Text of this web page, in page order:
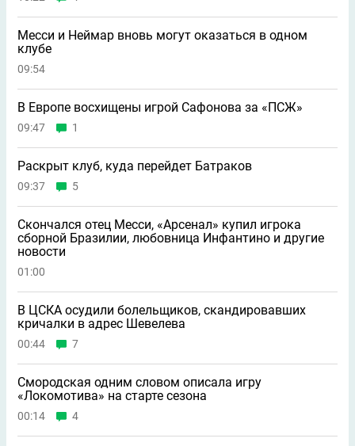
Месси и Неймар вновь могут оказаться в одном
клубе
09:54
В Европе восхищены игрой Сафонова за «ПСЖ»
09:47 1
Раскрыт клуб, куда перейдет Батраков
09:37 5
Скончался отец Месси, «Арсенал» купил игрока
сборной Бразилии, любовница Инфантино и другие
новости
01:00
В ЦСКА осудили болельщиков, скандировавших
кричалки в адрес Шевелева
00:44 7
Смородская одним словом описала игру
«Локомотива» на старте сезона
00:14 4